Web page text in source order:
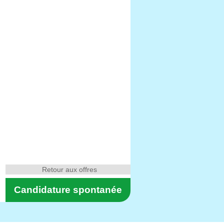
Candidature spontanée
Retour aux offres